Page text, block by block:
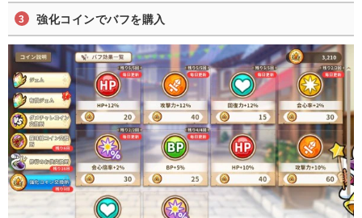
強化コインでバフを購入